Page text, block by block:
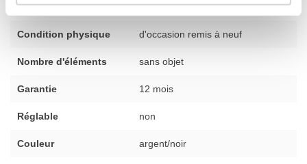
Condition physique d'occasion remis à neuf
Nombre d'éléments sans objet
Garantie 12 mois
Réglable non
Couleur argent/noir